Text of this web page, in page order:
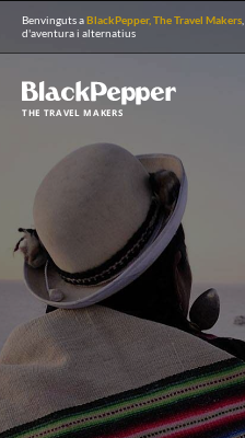
Benvinguts aBlackPepper, The Travel Makers
d'aventura i alternatius
THE TRAVEL MAKERS